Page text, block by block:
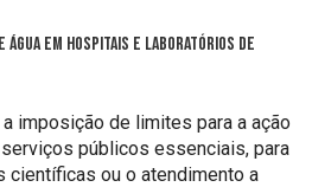
em hospitais e laboratórios de
imposição de limites para a ação
públicos essenciais, para
científicas ou o atendimento a